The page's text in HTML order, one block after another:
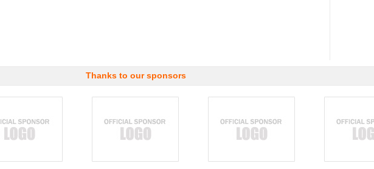
Thanks to our sponsors